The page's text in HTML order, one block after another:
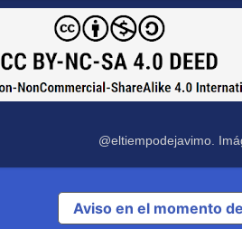
@eltiempodejavimo.
Aviso en el momento